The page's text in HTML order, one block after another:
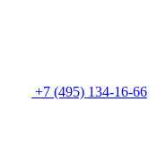
+7 (495) 134-16-66